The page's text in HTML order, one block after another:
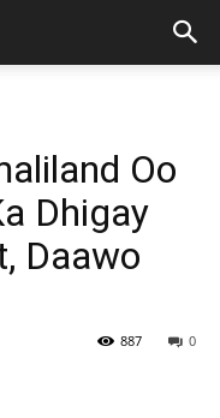
Oo
Dhigay
Daawo
0
887